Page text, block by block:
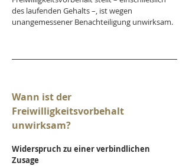
des laufenden Gehalts –, ist wegen
unangemessener Benachteiligung unwirksam.
Wann ist der
Freiwilligkeitsvorbehalt
unwirksam?
Widerspruch zu einer verbindlichen
Zusage